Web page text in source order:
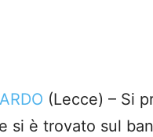
(Lecce) – Si
si è trovato sul